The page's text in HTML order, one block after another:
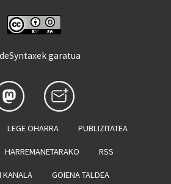
garatua
LEGE OHARRA PUBLIZITATEA
HARREMANETARAKO RSS
KANALA GOIENA TALDEA